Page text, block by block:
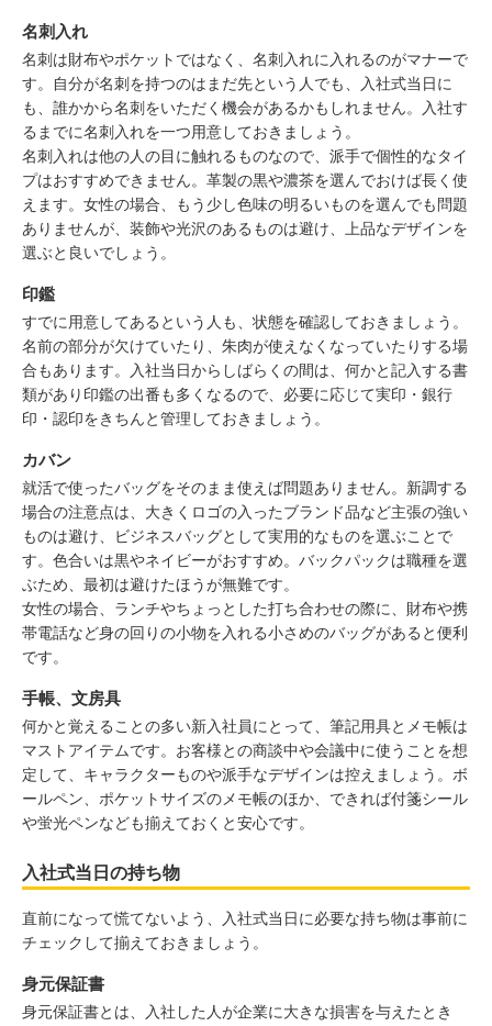
名刺入れ
名刺は財布やポケットではなく、名刺入れに入れるのがマナーで
す。自分が名刺を持つのはまだ先という人でも、入社式当日に
も、誰かから名刺をいただく機会があるかもしれません。入社す
るまでに名刺入れを一つ用意しておきましょう。
名刺入れは他の人の目に触れるものなので、派手で個性的なタイ
プはおすすめできません。革製の黒や濃茶を選んでおけば長く使
えます。女性の場合、もう少し色味の明るいものを選んでも問題
ありませんが、装飾や光沢のあるものは避け、上品なデザインを
選ぶと良いでしょう。
印鑑
すでに用意してあるという人も、状態を確認しておきましょう。
名前の部分が欠けていたり、朱肉が使えなくなっていたりする場
合もあります。入社当日からしばらくの間は、何かと記入する書
類があり印鑑の出番も多くなるので、必要に応じて実印・銀行
印・認印をきちんと管理しておきましょう。
カバン
就活で使ったバッグをそのまま使えば問題ありません。新調する
場合の注意点は、大きくロゴの入ったブランド品など主張の強い
ものは避け、ビジネスバッグとして実用的なものを選ぶことで
す。色合いは黒やネイビーがおすすめ。バックパックは職種を選
ぶため、最初は避けたほうが無難です。
女性の場合、ランチやちょっとした打ち合わせの際に、財布や携
帯電話など身の回りの小物を入れる小さめのバッグがあると便利
です。
手帳、文房具
何かと覚えることの多い新入社員にとって、筆記用具とメモ帳は
マストアイテムです。お客様との商談中や会議中に使うことを想
定して、キャラクターものや派手なデザインは控えましょう。ボ
ールペン、ポケットサイズのメモ帳のほか、できれば付箋シール
や蛍光ペンなども揃えておくと安心です。
入社式当日の持ち物
直前になって慌てないよう、入社式当日に必要な持ち物は事前に
チェックして揃えておきましょう。
身元保証書
身元保証書とは、入社した人が企業に大きな損害を与えたとき